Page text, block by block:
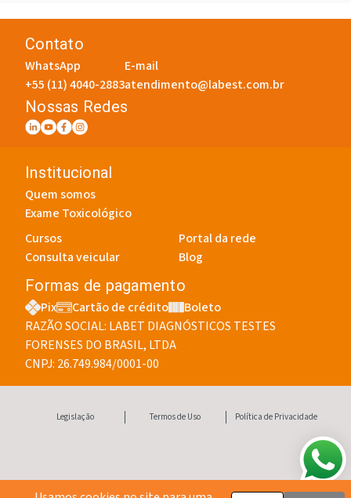
Contato
WhatsApp
+55 (11) 4040-2883
E-mail
atendimento@labest.com.br
Nossas Redes
Institucional
Quem somos
Exame Toxicológico
Cursos
Consulta veicular
Portal da rede
Blog
Formas de pagamento
Pix Cartão de crédito
Boleto
RAZÃO SOCIAL: LABET DIAGNÓSTICOS TESTES
FORENSES DO BRASIL, LTDA
CNPJ: 26.749.984/0001-00
Legislação Termos de Uso Política de Privacidade